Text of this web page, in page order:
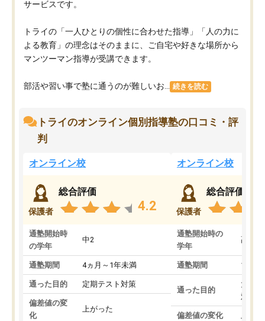
サービスです。
トライの「一人ひとりの個性に合わせた指導」「人の力に
よる教育」の理念はそのままに、ご自宅や好きな場所から
マンツーマン指導が受講できます。
部活や習い事で塾に通うのが難しいお... 続きを読む
トライのオンライン個別指導塾の口コミ・評
判
オンライン校
保護者
総合評価
4.2
通塾開始時
の学年
中2
通塾期間 4ヵ月～1年未満
通った目的 定期テスト対策
偏差値の変
化
上がった
オンライン校
保護者
総合評価
通塾開始時の
学年
高3
通塾期間 1～3
通った目的
大学
対策
偏差値の変化 上が